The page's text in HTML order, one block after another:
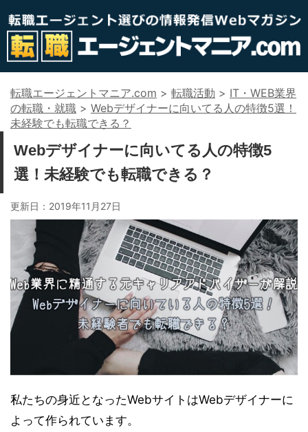
転職エージェントマニア.com > 転職活動 > IT・WEB業界
の転職・就職 > Webデザイナーに向いてる人の特徴5選！
未経験でも転職できる？
Webデザイナーに向いてる人の特徴5
選！未経験でも転職できる？
更新日： 2019年11月27日
私たちの身近となったWebサイトはWebデザイナーに
よって作られています。